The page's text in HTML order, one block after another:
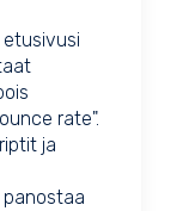
rate".
ja